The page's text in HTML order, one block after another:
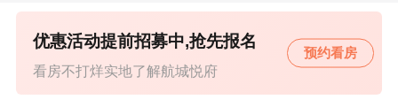
看房不打烊实地了解航城悦府
优惠活动提前招募中,抢先报名
预约看房